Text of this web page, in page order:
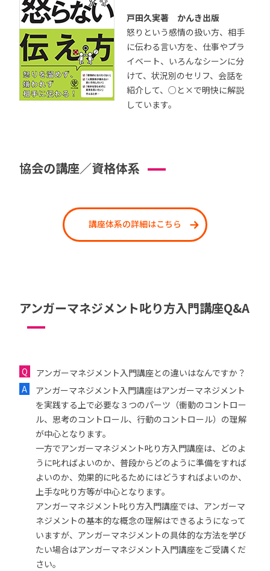
戸田久実著 かんき出版
怒りという感情の扱い方、相手
に伝わる言い方を、仕事やプラ
イベート、いろんなシーンに分
けて、状況別のセリフ、会話を
紹介して、○と×で明快に解説
しています。
協会の講座／資格体系
講座体系の詳細はこちら
アンガーマネジメント叱り方入門講座Q&A
アンガーマネジメント入門講座との違いはなんですか？
アンガーマネジメント入門講座はアンガーマネジメント
を実践する上で必要な３つのパーツ（衝動のコントロー
ル、思考のコントロール、行動のコントロール）の理解
が中心となります。
一方でアンガーマネジメント叱り方入門講座は、どのよ
うに叱ればよいのか、普段からどのように準備をすれば
よいのか、効果的に叱るためにはどうすればよいのか、
上手な叱り方等が中心となります。
アンガーマネジメント叱り方入門講座では、アンガーマ
ネジメントの基本的な概念の理解はできるようになって
いますが、アンガーマネジメントの具体的な方法を学び
たい場合はアンガーマネジメント入門講座をご受講くだ
さい。